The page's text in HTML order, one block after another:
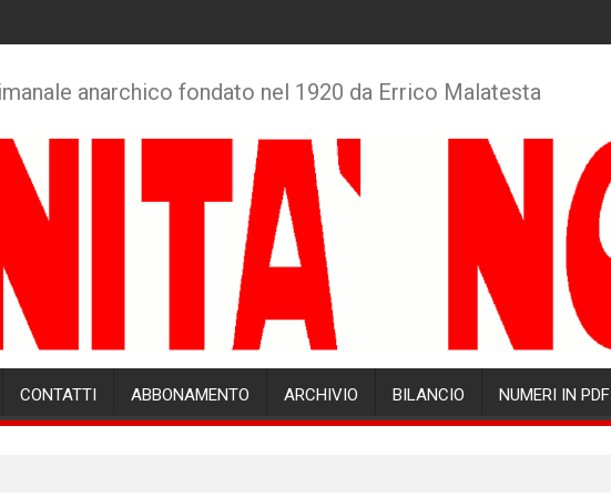
anarchico fondato nel 1920 da Errico Malatesta
CONTATTI ABBONAMENTO ARCHIVIO BILANCIO NUMERI IN PDF